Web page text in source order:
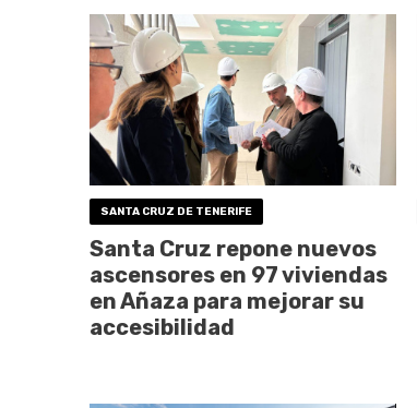
SANTA CRUZ DE TENERIFE
Santa Cruz repone nuevos
ascensores en 97 viviendas
en Añaza para mejorar su
accesibilidad